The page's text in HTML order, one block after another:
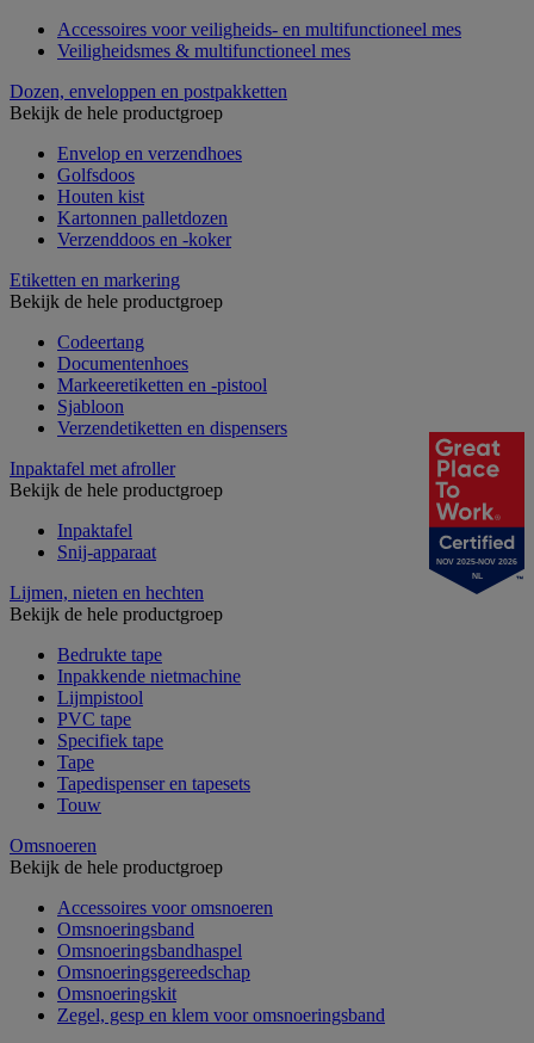
Accessoires voor veiligheids- en multifunctioneel mes
Veiligheidsmes & multifunctioneel mes
Dozen, enveloppen en postpakketten
Bekijk de hele productgroep
Envelop en verzendhoes
Golfsdoos
Houten kist
Kartonnen palletdozen
Verzenddoos en -koker
Etiketten en markering
Bekijk de hele productgroep
Codeertang
Documentenhoes
Markeeretiketten en -pistool
Sjabloon
Verzendetiketten en dispensers
Inpaktafel met afroller
Bekijk de hele productgroep
Inpaktafel
Snij-apparaat
Lijmen, nieten en hechten
Bekijk de hele productgroep
Bedrukte tape
Inpakkende nietmachine
Lijmpistool
PVC tape
Specifiek tape
Tape
Tapedispenser en tapesets
Touw
Omsnoeren
Bekijk de hele productgroep
Accessoires voor omsnoeren
Omsnoeringsband
Omsnoeringsbandhaspel
Omsnoeringsgereedschap
Omsnoeringskit
Zegel, gesp en klem voor omsnoeringsband
NOV 2025-NOV 2026
NL